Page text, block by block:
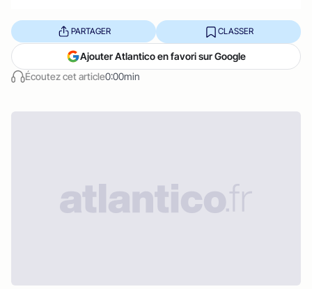
Écoutez cet article0:00min
PARTAGER CLASSER
Ajouter Atlantico en favori sur Google